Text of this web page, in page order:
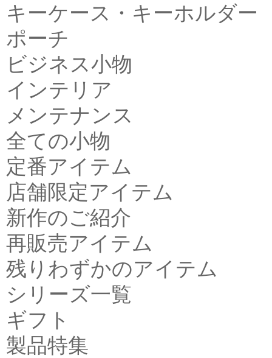
キーケース・キーホルダー
ポーチ
ビジネス小物
インテリア
メンテナンス
全ての小物
定番アイテム
店舗限定アイテム
新作のご紹介
再販売アイテム
残りわずかのアイテム
シリーズ一覧
ギフト
製品特集